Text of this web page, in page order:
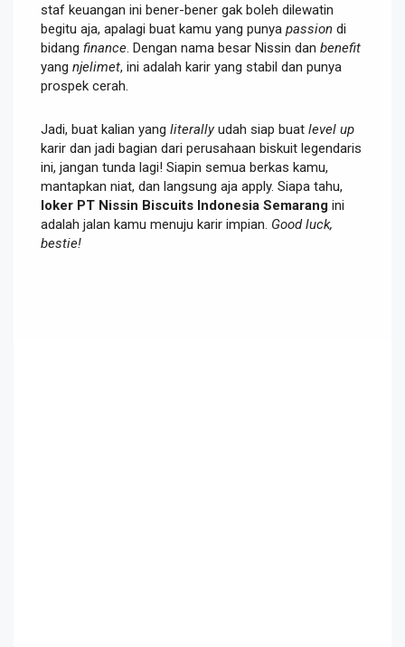
staf keuangan ini bener-bener gak boleh dilewatin
begitu aja, apalagi buat kamu yang punya passion di
bidang finance . Dengan nama besar Nissin dan benefit
yang njelimet, ini adalah karir yang stabil dan punya
prospek cerah.
Jadi, buat kalian yang literallyudah siap buat level up
karir dan jadi bagian dari perusahaan biskuit legendaris
ini, jangan tunda lagi! Siapin semua berkas kamu,
mantapkan niat, dan langsung aja apply. Siapa tahu,
loker PT Nissin Biscuits Indonesia Semarang ini
adalah jalan kamu menuju karir impian. Good luck,
bestie!